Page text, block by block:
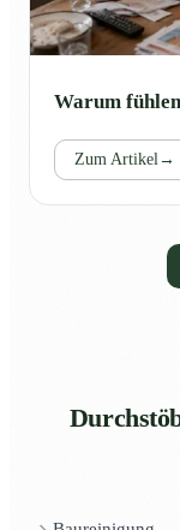
Warum
Zum Artikel→